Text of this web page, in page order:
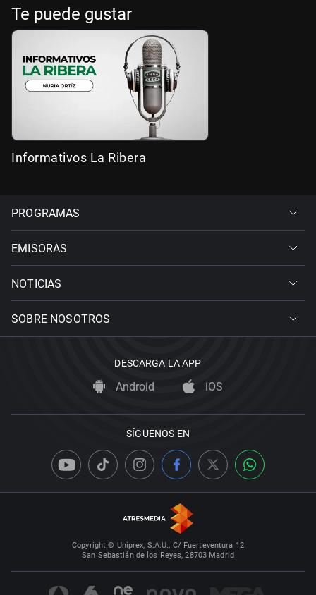
Te puede gustar
Informativos La Ribera
PROGRAMAS
EMISORAS
NOTICIAS
SOBRE NOSOTROS
DESCARGA LA APP
Android iOS
SÍGUENOS EN
Copyright © Uniprex, S.A.U., C/ Fuerteventura 12
San Sebastián de los Reyes, 28703 Madrid